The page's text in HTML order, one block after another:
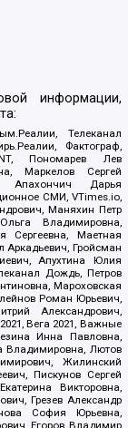
информации,
Телеканал
Фактограф,
Пономарев Лев
Маркелов Сергей
Апахончич Дарья
СМИ, VTimes.io,
Маняхин Петр
Владимировна,
Сергеевна, Маетная
Аркадьевич, Гройсман
Апухтина Юлия
Дождь, Петров
Мароховская
Роман Юрьевич,
Александрович,
Вега 2021, Важные
Инна Павловна,
Владимировна, Лютов
Жилинский
Пискунов Сергей
Викторовна,
Грезев Александр
София Юрьевна,